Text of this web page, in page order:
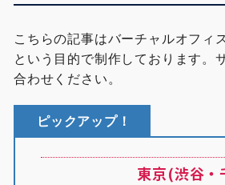
こちらの記事はバーチャルオフィ
という目的で制作しております。
合わせください。
ピックアップ！
東京(渋谷・